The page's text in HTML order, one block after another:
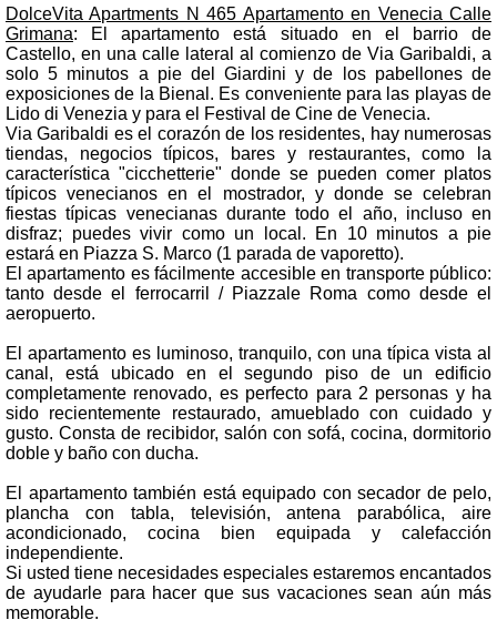
DolceVita Apartments N 465 Apartamento en Venecia Calle
Grimana: El apartamento está situado en el barrio de
Castello, en una calle lateral al comienzo de Via Garibaldi, a
solo 5 minutos a pie del Giardini y de los pabellones de
exposiciones de la Bienal. Es conveniente para las playas de
Lido di Venezia y para el Festival de Cine de Venecia.
Via Garibaldi es el corazón de los residentes, hay numerosas
tiendas, negocios típicos, bares y restaurantes, como la
característica "cicchetterie" donde se pueden comer platos
típicos venecianos en el mostrador, y donde se celebran
fiestas típicas venecianas durante todo el año, incluso en
disfraz; puedes vivir como un local. En 10 minutos a pie
estará en Piazza S. Marco (1 parada de vaporetto).
El apartamento es fácilmente accesible en transporte público:
tanto desde el ferrocarril / Piazzale Roma como desde el
aeropuerto.
El apartamento es luminoso, tranquilo, con una típica vista al
canal, está ubicado en el segundo piso de un edificio
completamente renovado, es perfecto para 2 personas y ha
sido recientemente restaurado, amueblado con cuidado y
gusto. Consta de recibidor, salón con sofá, cocina, dormitorio
doble y baño con ducha.
El apartamento también está equipado con secador de pelo,
plancha con tabla, televisión, antena parabólica, aire
acondicionado, cocina bien equipada y calefacción
independiente.
Si usted tiene necesidades especiales estaremos encantados
de ayudarle para hacer que sus vacaciones sean aún más
memorable.